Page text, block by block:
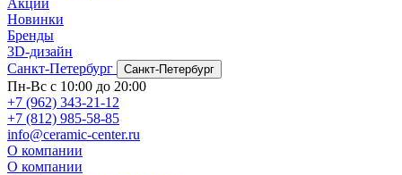
Акции
Новинки
Бренды
3D-дизайн
Санкт-Петербург
Санкт-Петербург
Пн-Вс с 10:00 до 20:00
+7 (962) 343-21-12
+7 (812) 985-58-85
info@ceramic-center.ru
О компании
О компании